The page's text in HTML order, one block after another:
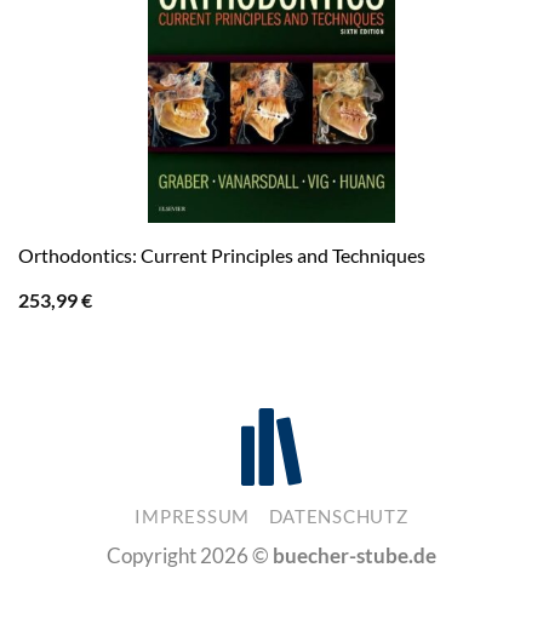
Orthodontics: Current Principles and Techniques
253,99€
IMPRESSUM DATENSCHUTZ
Copyright 2026 © buecher-stube.de